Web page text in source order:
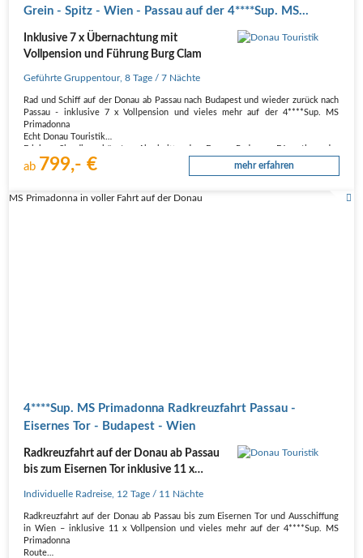
Grein - Spitz - Wien - Passau auf der 4****Sup. MS
Primadonna
Inklusive 7 x Übernachtung mit
Vollpension und Führung Burg Clam
Geführte Gruppentour,8 Tage/ 7 Nächte
Rad und Schiff auf der Donau ab Passau nach Budapest und wieder zurück nach
Passau - inklusive 7 x Vollpension und vieles mehr auf der 4****Sup. MS
Primadonna
Echt Donau Touristik
Donau! Die Wachau, das Donauknie, der Nationalpark…
ab 799,- € mehr erfahren
MS Primadonna in voller Fahrt auf der Donau
4****Sup. MS Primadonna Radkreuzfahrt Passau -
Eisernes Tor - Budapest - Wien
Radkreuzfahrt auf der Donau ab Passau
bis zum Eisernen Tor inklusive 11 x
Individuelle Radreise 12 Tage / 11 Nächte
Radkreuzfahrt auf der Donau ab Passau bis zum Eisernen Tor und Ausschiffung
in Wien – inklusive 11 x Vollpension und vieles mehr auf der 4****Sup. MS
Primadonna
Route